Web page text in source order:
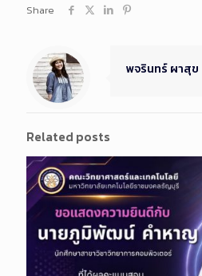
Share
พจรินทร์ ผาสุข
Related posts